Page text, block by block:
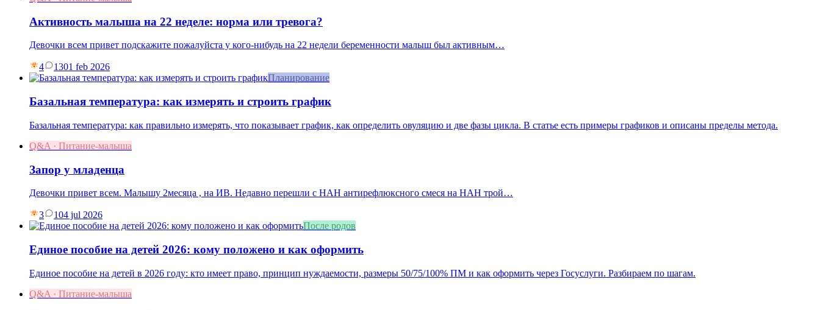
Активность малыша на 22 неделе: норма или тревога?
Девочки всем привет подскажите пожалуйста у кого-нибудь на 22 недели беременности малыш был активным…
4 1301 feb 2026
Планирование
Базальная температура: как измерять и строить график
Базальная температура: как правильно измерять, что показывает график, как определить овуляцию и две фазы цикла. В статье есть примеры графиков и описаны пределы метода.
Q&A · Питание-малыша
Запор у младенца
Девочки привет всем. Малышу 2месяца , на ИВ. Недавно перешли с НАН антирефлюксного смеся на НАН трой…
3 104 jul 2026
После родов
Единое пособие на детей 2026: кому положено и как оформить
Единое пособие на детей в 2026 году: кто имеет право, принцип нуждаемости, размеры 50/75/100% ПМ и как оформить через Госуслуги. Разбираем по шагам.
Q&A · Питание-малыша